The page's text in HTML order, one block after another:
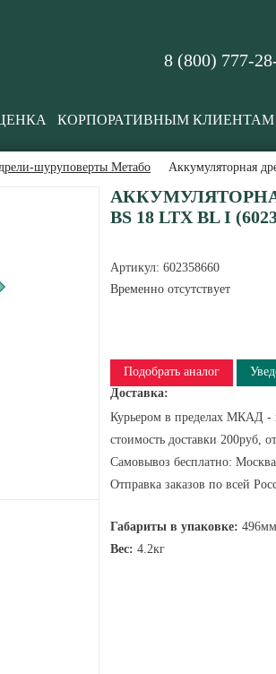
8 (800) 777-
КОРПОРАТИВНЫМ КЛИЕНТАМ
шуруповерты Метабо Аккумуляторная
BS 18 LTX BL I
Артикул: 602358660
Временно отсутствует
Подобрать аналог
Доставка:
Курьером в пределах МКАД -
стоимость доставки 200руб,
Самовывоз бесплатно:
Отправка заказов по всей
Габариты в упаковке:
Вес: 4.2кг